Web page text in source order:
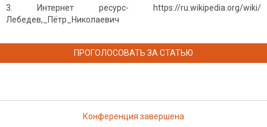
Интернет ресурс- https://ru.wikipedia.org/wiki/
Лебедев,_Пётр_Николаевич
ПРОГОЛОСОВАТЬ ЗА СТАТЬЮ
Конференция завершена